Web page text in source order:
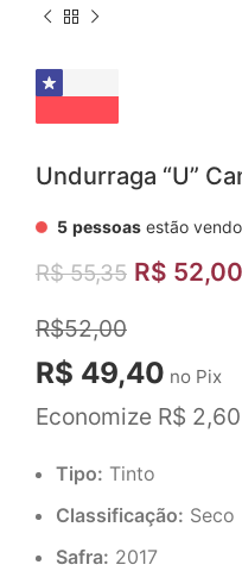
Undurraga “U”
5 pessoas estão
R$55,35 R$ 52,00
R$52,00
R$ 49,40 no Pix
Economize R$ 2,60
Tipo: Tinto
Classificação: Seco
Safra: 2017